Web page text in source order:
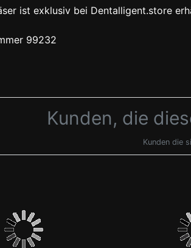
ist exklusiv bei Dentalligent.store
99232
Kunden, die
Kunden die